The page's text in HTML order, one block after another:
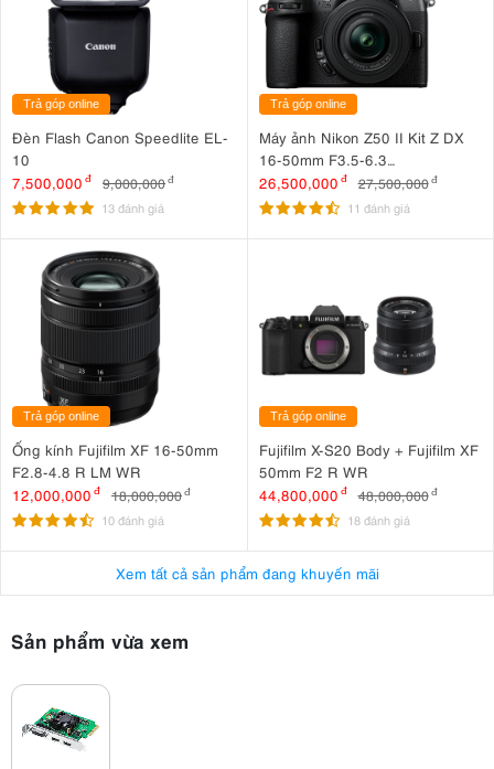
Trả góp online
Đèn Flash Canon Speedlite EL-
10
7,500,000 đ 9,000,000đ
13 đánh giá
Trả góp online
Máy ảnh Nikon Z50 II Kit Z DX
16-50mm F3.5-6.3
VR Nhập khẩu
26,500,000 đ 27,500,000 đ
11 đánh giá
Trả góp online
Ống kính Fujifilm XF 16-50mm
F2.8-4.8 R LM WR
12,000,000 đ 18,000,000đ
10 đánh giá
Trả góp online
Fujifilm X-S20 Body + Fujifilm XF
50mm F2 R WR
44,800,000 đ 48,000,000 đ
18 đánh giá
Xem tất cả sản phẩm đang khuyến mãi
Sản phẩm vừa xem